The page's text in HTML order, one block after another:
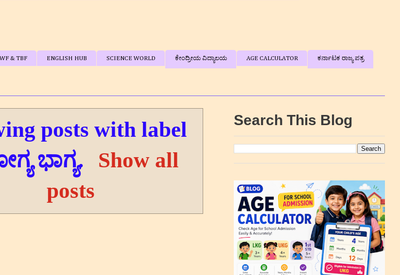
& TBF ENGLISH HUB SCIENCE WORLD ಕೇಂದ್ರೀಯ ವಿದ್ಯಾಲಯ AGE CALCULATOR ಕರ್ನಾಟಕ ರಾಜ್ಯ ಪತ್ರ
posts with label
ಭಾಗ್ಯ.
Show all
posts
Search This Blog